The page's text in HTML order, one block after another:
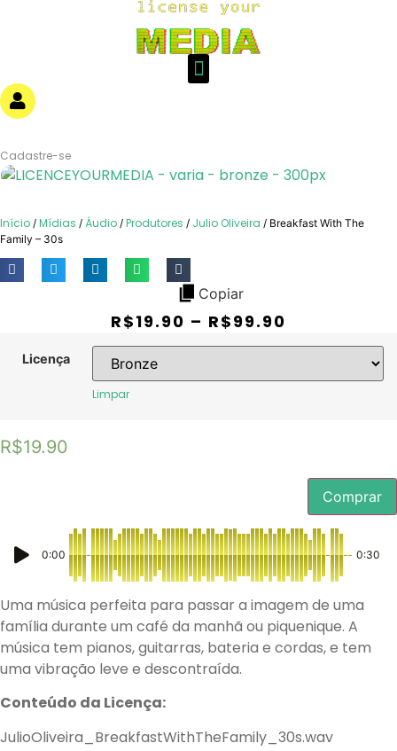
Cadastre-se
Início / Mídias / Áudio / Produtores / Julio Oliveira / Breakfast With The
Family – 30s
Copiar
R$19.90 – R$99.90
Licença
Limpar
R$19.90
Comprar
0:00 0:30
Uma música perfeita para passar a imagem de uma
família durante um café da manhã ou piquenique. A
música tem pianos, guitarras, bateria e cordas, e tem
uma vibração leve e descontraída.
Conteúdo da Licença:
JulioOliveira_BreakfastWithTheFamily_30s.wav